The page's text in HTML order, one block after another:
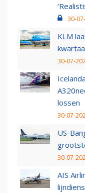
30-
KLM
30-07-
lossen
30-07-
US-
30-07-
AIS